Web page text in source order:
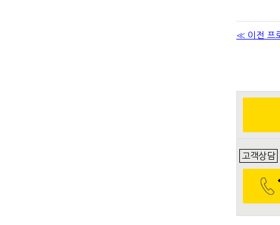
≪ 이전 프
고객상담